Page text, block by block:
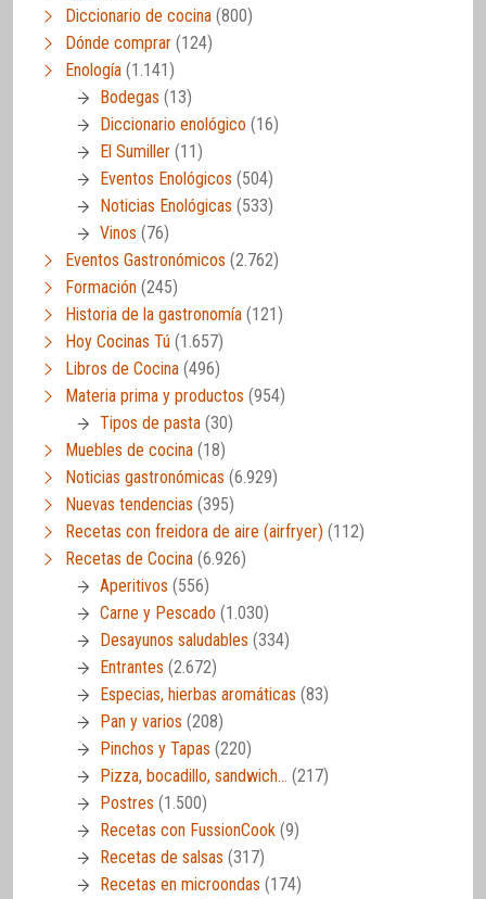
Diccionario de cocina (800)
Dónde comprar (124)
Enología (1.141)
Bodegas (13)
Diccionario enológico (16)
El Sumiller (11)
Eventos Enológicos (504)
Noticias Enológicas (533)
Vinos (76)
Eventos Gastronómicos (2.762)
Formación (245)
Historia de la gastronomía (121)
Hoy Cocinas Tú (1.657)
Libros de Cocina (496)
Materia prima y productos (954)
Tipos de pasta (30)
Muebles de cocina (18)
Noticias gastronómicas (6.929)
Nuevas tendencias (395)
Recetas con freidora de aire (airfryer) (112)
Recetas de Cocina (6.926)
Aperitivos (556)
Carne y Pescado (1.030)
Desayunos saludables (334)
Entrantes (2.672)
Especias, hierbas aromáticas (83)
Pan y varios (208)
Pinchos y Tapas (220)
Pizza, bocadillo, sandwich… (217)
Postres (1.500)
Recetas con FussionCook (9)
Recetas de salsas (317)
Recetas en microondas (174)